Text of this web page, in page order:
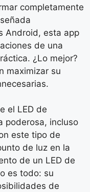
completamente
Android, esta app
de una
¿Lo mejor?
maximizar su
el LED de
poderosa, incluso
este tipo de
de luz en la
de un LED de
es todo: su
de